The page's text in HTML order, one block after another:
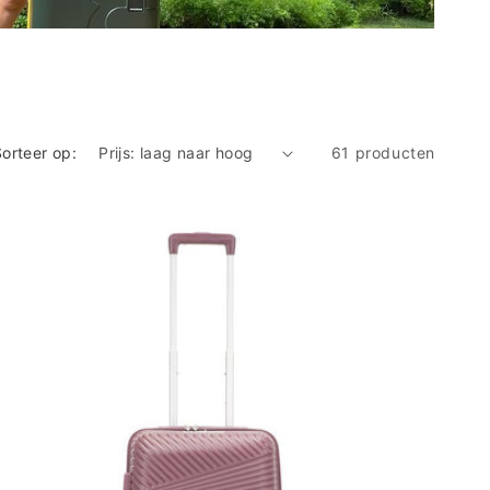
op: 61 producten